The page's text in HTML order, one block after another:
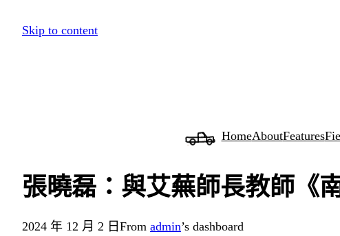
跳
Skip to content
HomeAboutFeatures
張曉磊：與艾蕪師長教師《
2024 年 12 月 2 日 From admin’s dashboard